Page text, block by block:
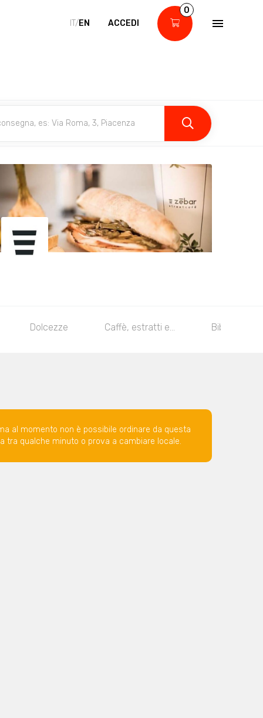
IT/EN ACCEDI
0
Dolcezze Caffè, estratti e... Bibite
al momento non è possibile ordinare da questa
tra qualche minuto o prova a cambiare locale.